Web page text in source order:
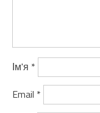
Ім'я *
Email *